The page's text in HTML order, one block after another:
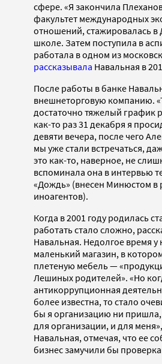
сфере. «Я закончила
факультет международных
отношений, стажировалась в
школе. Затем поступила в
работала в одном из
рассказывала Навальная в
После работы в банке
внешнеторговую компанию.
достаточно тяжелый
как-то раз 31 декабря я
девяти вечера, после чего
мы уже стали встречаться,
это как-то, наверное, не
вспоминала она в интервью
«Дождь» (внесен Минюстом в
иноагентов).
Когда в 2001 году родилась
работать стало сложно,
Навальная. Недолгое время у
маленький магазин, в
плетеную мебель —
Лешиных родителей». «Но
антикоррупционная
более известна, то стало
бы я организацию ни пришла,
для организации, и для
Навальная, отмечая, что ее
бизнес замучили бы